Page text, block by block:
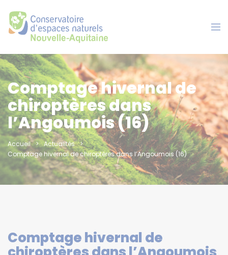
Comptage hivernal de
chiroptères dans
l’Angoumois (16)
Accueil
Actualités
Comptage hivernal de chiroptères dans l’Angoumois (16)
Comptage hivernal de